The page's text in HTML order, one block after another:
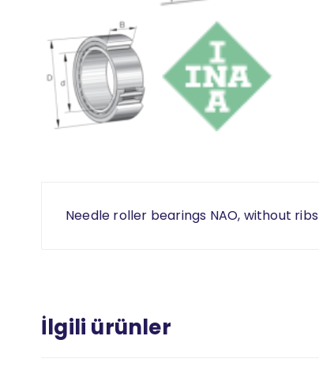
Needle roller bearings NAO, without ribs
İlgili ürünler